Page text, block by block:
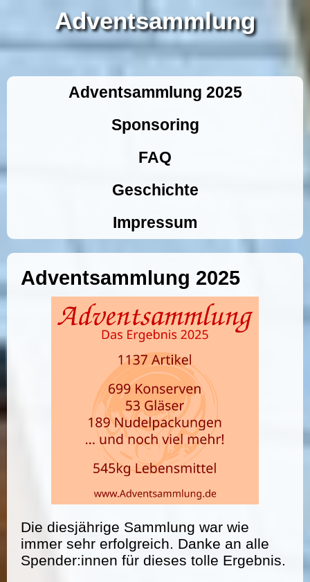
Adventsammlung
Adventsammlung 2025
Sponsoring
FAQ
Geschichte
Impressum
Adventsammlung 2025
Die diesjährige Sammlung war wie
immer sehr erfolgreich. Danke an alle
Spender:innen für dieses tolle Ergebnis.